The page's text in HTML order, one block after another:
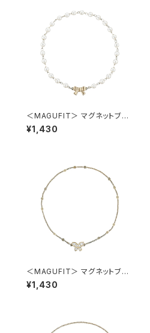
＜MAGUFIT＞ マグネットブレ
スレット リボン×パール AAB04
51-GD（ゴールド）
¥1,430
＜MAGUFIT＞ マグネットブレ
スレット バタフライ AAB0450-
GD（ゴールド）
¥1,430